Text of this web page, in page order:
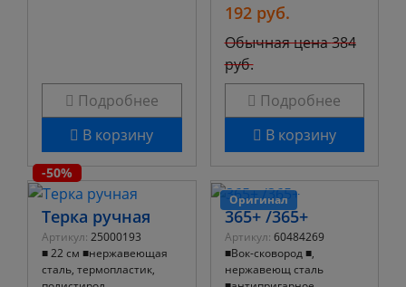
Подробнее
В корзину
192 руб.
Обычная цена384
руб.
Подробнее
В корзину
-50%
Терка ручная
Артикул: 25000193
■ 22 см ■нержавеющая
сталь, термопластик,
Оригинал
365+ /365+
Артикул: 60484269
■Вок-сковород ■,
нержавеющ сталь